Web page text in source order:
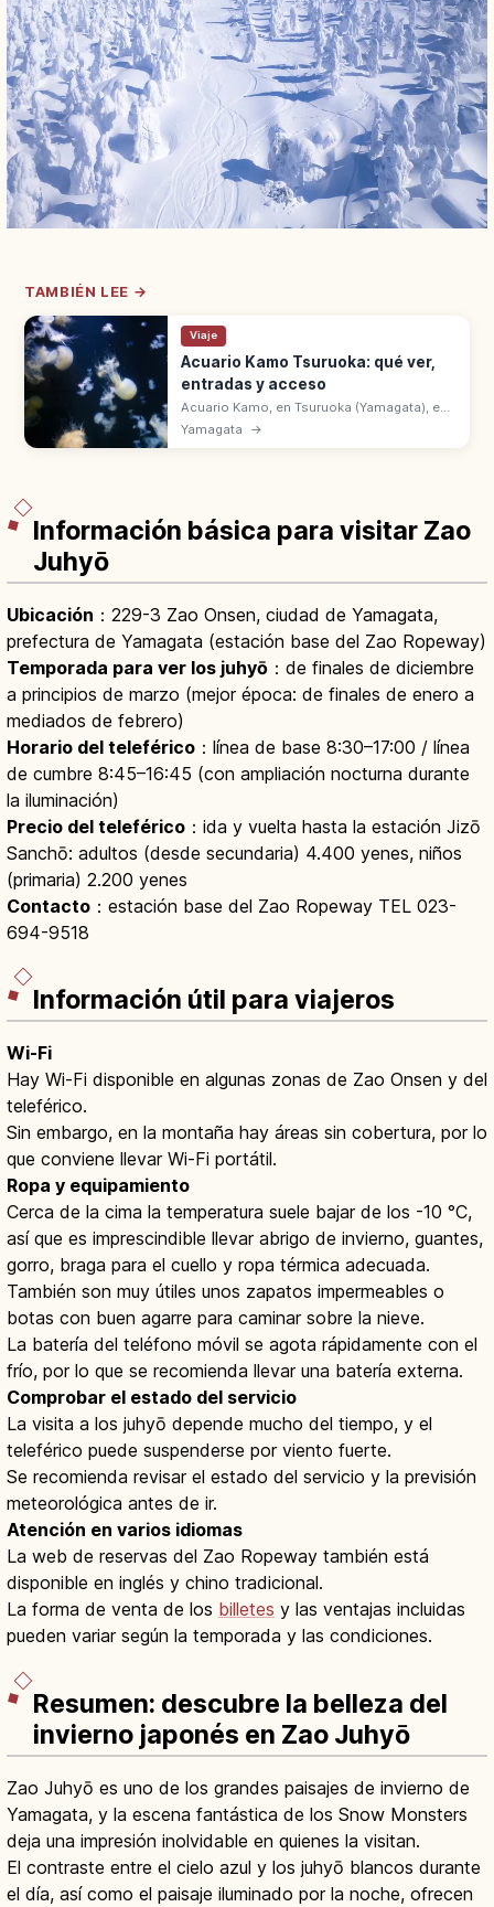
TAMBIÉN LEE →
Viaje
Acuario Kamo Tsuruoka: qué ver,
entradas y acceso
Acuario Kamo, en Tsuruoka (Yamagata), es
famoso por sus exhibiciones de medusas.
Apodado 'Jellyfish Dream Hall' con la zona
Yamagata →
Información básica para visitar Zao
Juhyō
Ubicación ：229-3 Zao Onsen, ciudad de Yamagata,
prefectura de Yamagata (estación base del Zao Ropeway)
Temporada para ver los juhyō ：de finales de diciembre
a principios de marzo (mejor época: de finales de enero a
mediados de febrero)
Horario del teleférico ：línea de base 8:30–17:00 / línea
de cumbre 8:45–16:45 (con ampliación nocturna durante
la iluminación)
Precio del teleférico ：ida y vuelta hasta la estación Jizō
Sanchō: adultos (desde secundaria) 4.400 yenes, niños
(primaria) 2.200 yenes
Contacto ：estación base del Zao Ropeway TEL 023-
694-9518
Información útil para viajeros
Wi-Fi
Hay Wi-Fi disponible en algunas zonas de Zao Onsen y del
teleférico.
Sin embargo, en la montaña hay áreas sin cobertura, por lo
que conviene llevar Wi-Fi portátil.
Ropa y equipamiento
Cerca de la cima la temperatura suele bajar de los -10 °C,
así que es imprescindible llevar abrigo de invierno, guantes,
gorro, braga para el cuello y ropa térmica adecuada.
También son muy útiles unos zapatos impermeables o
botas con buen agarre para caminar sobre la nieve.
La batería del teléfono móvil se agota rápidamente con el
frío, por lo que se recomienda llevar una batería externa.
Comprobar el estado del servicio
La visita a los juhyō depende mucho del tiempo, y el
teleférico puede suspenderse por viento fuerte.
Se recomienda revisar el estado del servicio y la previsión
meteorológica antes de ir.
Atención en varios idiomas
La web de reservas del Zao Ropeway también está
disponible en inglés y chino tradicional.
La forma de venta de los billetes y las ventajas incluidas
pueden variar según la temporada y las condiciones.
Resumen: descubre la belleza del
invierno japonés en Zao Juhyō
Zao Juhyō es uno de los grandes paisajes de invierno de
Yamagata, y la escena fantástica de los Snow Monsters
deja una impresión inolvidable en quienes la visitan.
El contraste entre el cielo azul y los juhyō blancos durante
el día, así como el paisaje iluminado por la noche, ofrecen